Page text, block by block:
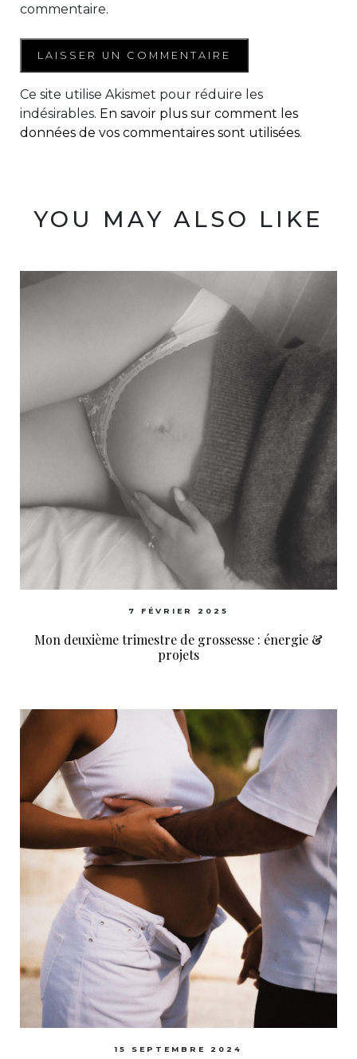
commentaire.
Ce site utilise Akismet pour réduire les
indésirables. En savoir plus sur comment les
données de vos commentaires sont utilisées.
YOU MAY ALSO LIKE
7 FÉVRIER 2025
Mon deuxième trimestre de grossesse : énergie &
projets
15 SEPTEMBRE 2024